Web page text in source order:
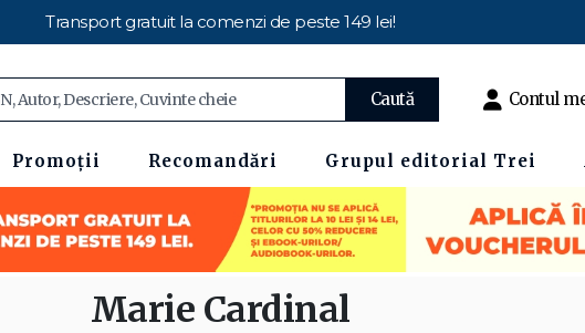
Transport gratuit la comenzi de peste 149 lei!
Caută Contul
Promoții Recomandări Grupul editorial Trei
Marie Cardinal